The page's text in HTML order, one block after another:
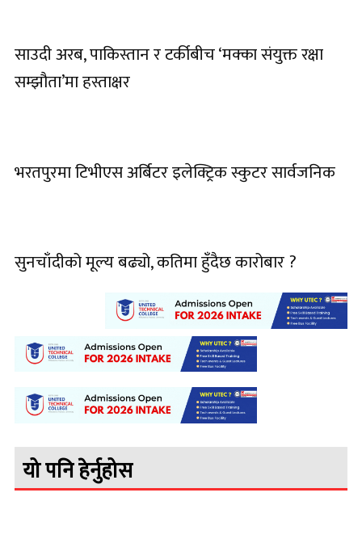
साउदी अरब, पाकिस्तान र टर्कीबीच ‘मक्का संयुक्त रक्षा
सम्झौता’मा हस्ताक्षर
भरतपुरमा टिभीएस अर्बिटर इलेक्ट्रिक स्कुटर सार्वजनिक
सुनचाँदीको मूल्य बढ्यो, कतिमा हुँदैछ कारोबार ?
यो पनि हेर्नुहोस